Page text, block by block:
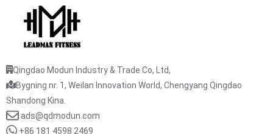
Qingdao Modun Industry & Trade Co, Ltd,
Bygning nr. 1, Weilan Innovation World, Chengyang Qingdao
Shandong Kina.
ads@qdmodun.com
+86 181 4598 2469